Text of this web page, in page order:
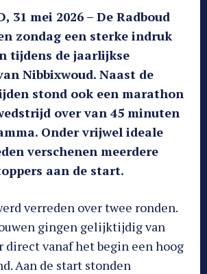
31 mei 2026 – De Radboud
zondag een sterke indruk
tijdens de jaarlijkse
Nibbixwoud. Naast de
stond ook een marathon
over van 45 minuten
Onder vrijwel ideale
verschenen meerdere
aan de start.
verreden over twee ronden.
gingen gelijktijdig van
direct vanaf het begin een hoog
Aan de start stonden